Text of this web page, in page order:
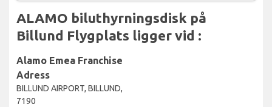
ALAMO biluthyrningsdisk på
Billund Flygplats ligger vid :
Alamo Emea Franchise
Adress
BILLUND AIRPORT, BILLUND,
7190